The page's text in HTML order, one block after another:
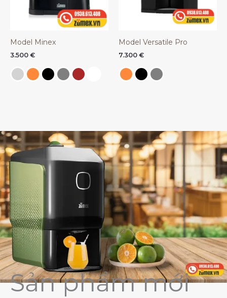
Model Minex
3.500 €
Model Versatile Pro
7.300 €
Sản phẩm mới